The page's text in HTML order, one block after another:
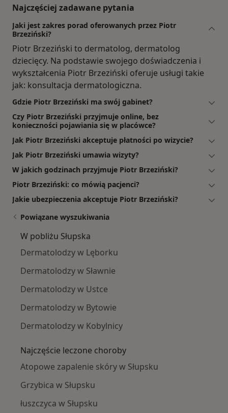
Najczęściej zadawane pytania
Jaki jest zakres porad oferowanych przez Piotr
Brzeziński?
Piotr Brzeziński to dermatolog, dermatolog
dziecięcy. Na podstawie swojego doświadczenia i
wykształcenia Piotr Brzeziński oferuje usługi takie
jak: konsultacja dermatologiczna.
Gdzie Piotr Brzeziński ma swój gabinet?
Czy Piotr Brzeziński przyjmuje online, bez
konieczności pojawiania się w placówce?
Jak Piotr Brzeziński akceptuje płatności po wizycie?
Jak Piotr Brzeziński umawia wizyty?
W jakich godzinach przyjmuje Piotr Brzeziński?
Piotr Brzeziński: co mówią pacjenci?
Jakie ubezpieczenia akceptuje Piotr Brzeziński?
Powiązane wyszukiwania
W pobliżu Słupska
Dermatolodzy w Lęborku
Dermatolodzy w Sławnie
Dermatolodzy w Ustce
Dermatolodzy w Bytowie
Dermatolodzy w Kobylnicy
Najczęście leczone choroby
Atopowe zapalenie skóry w Słupsku
Grzybica w Słupsku
łuszczyca w Słupsku